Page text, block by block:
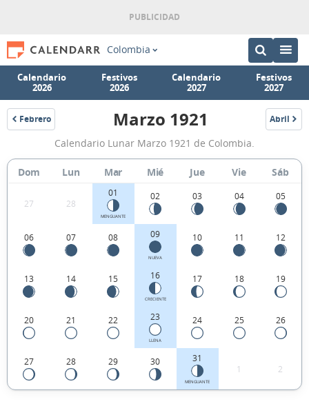
Colombia
Calendario
2026
Festivos
2026
Calendario
2027
Festivos
2027
Febrero
1921
Calendario
Lunar
Marzo
de
Colombia.
Marzo 1921 Abril
1921
Calendario Lunar Marzo 1921 de Colombia.
Dom Lun Mar Mié Jue Vie Sáb
27 28
01
MENGUANTE
02 03 04 05
06 07 08 09
NUEVA
10 11 12
13 14 15 16
CRECIENTE
17 18 19
20 21 22 23
LLENA
24 25 26
27 28 29 30 31
MENGUANTE
1 2